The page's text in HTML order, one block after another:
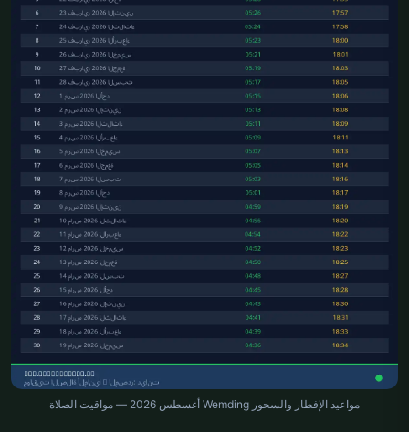
مواعيد الإفطار والسحور Wemding أغسطس 2026 — مواقيت الصلاة